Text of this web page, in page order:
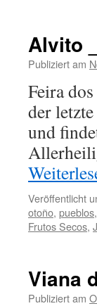
Alvito
Publiziert am
Feira
der
und
Veröffentlicht
otoño, pueblos,
Frutos Secos,
Viana
Publiziert am